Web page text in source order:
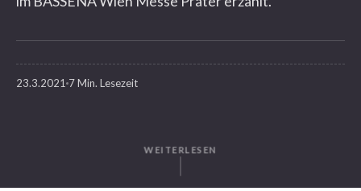
23.3.2021 7 Min. Lesezeit
WEITERLESEN